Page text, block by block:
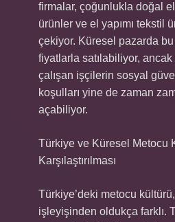
firmalar, çoğunlukla doğal
ürünler ve el yapımı tekstil
çekiyor. Küresel pazarda
fiyatlarla satılabiliyor,
çalışan işçilerin sosyal
koşulları yine de zaman
açabiliyor.
Türkiye ve Küresel Metocu
Karşılaştırılması
Türkiye’deki metocu
işleyişinden oldukça farklı.